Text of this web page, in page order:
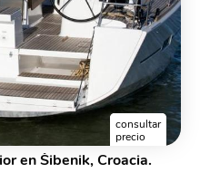
consultar
precio
en Šibenik, Croacia.